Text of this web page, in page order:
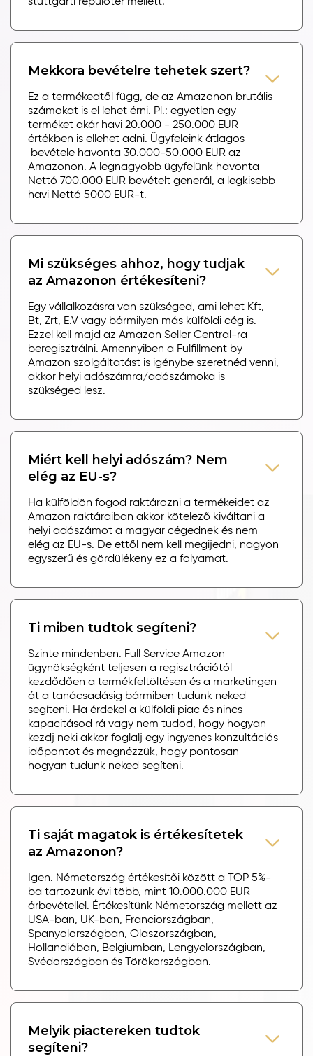
Mekkora bevételre tehetek szert?
Ez a termékedtől függ, de az Amazonon brutális
számokat is el lehet érni. Pl.: egyetlen egy
terméket akár havi 20.000 - 250.000 EUR
értékben is ellehet adni. Ügyfeleink átlagos
bevétele havonta 30.000-50.000 EUR az
Amazonon. A legnagyobb ügyfelünk havonta
Nettó 700.000 EUR bevételt generál, a legkisebb
havi Nettó 5000 EUR-t.
Mi szükséges ahhoz, hogy tudjak
az Amazonon értékesíteni?
Egy vállalkozásra van szükséged, ami lehet Kft,
Bt, Zrt, E.V vagy bármilyen más külföldi cég is.
Ezzel kell majd az Amazon Seller Central-ra
beregisztrálni. Amennyiben a Fulfillment by
Amazon szolgáltatást is igénybe szeretnéd venni,
akkor helyi adószámra/adószámoka is
szükséged lesz.
Miért kell helyi adószám? Nem
elég az EU-s?
Ha külföldön fogod raktározni a termékeidet az
Amazon raktáraiban akkor kötelező kiváltani a
helyi adószámot a magyar cégednek és nem
elég az EU-s. De ettől nem kell megijedni, nagyon
egyszerű és gördülékeny ez a folyamat.
Ti miben tudtok segíteni?
Szinte mindenben. Full Service Amazon
ügynökségként teljesen a regisztrációtól
kezdődően a termékfeltöltésen és a marketingen
át a tanácsadásig bármiben tudunk neked
segíteni. Ha érdekel a külföldi piac és nincs
kapacitásod rá vagy nem tudod, hogy hogyan
kezdj neki akkor foglalj egy ingyenes konzultációs
időpontot és megnézzük, hogy pontosan
hogyan tudunk neked segíteni.
Ti saját magatok is értékesítetek
az Amazonon?
Igen. Németország értékesítői között a TOP 5%-
ba tartozunk évi több, mint 10.000.000 EUR
árbevétellel. Értékesítünk Németország mellett az
USA-ban, UK-ban, Franciországban,
Spanyolországban, Olaszországban,
Hollandiában, Belgiumban, Lengyelországban,
Svédországban és Törökországban.
Melyik piactereken tudtok
segíteni?